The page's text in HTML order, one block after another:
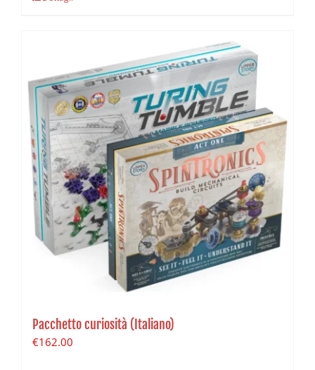
Pacchetto curiosità (Italiano)
€162.00